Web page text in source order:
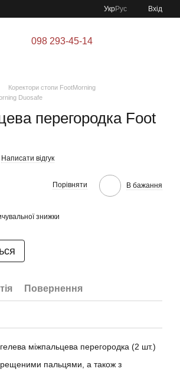
УкрРус Вхід
098 293-45-14
Коректори стопи FootMorning
Duosafe
перегородка Foot
Написати відгук
Порівняти В бажання
знижки
Повернення
міжпальцева перегородка (2 шт.)
пальцями, а також з